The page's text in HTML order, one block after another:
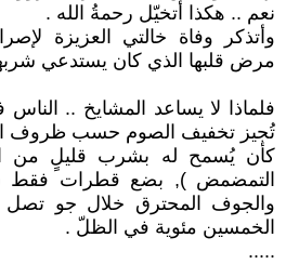
نعم .. هكذا أتخيّل رحمةُ الله .
وأتذكر وفاة خالتي العزيزة
مرض قلبها الذي كان يستدعي شربها
فلماذا لا يساعد المشايخ ..
تُجيز تخفيف الصوم حسب ظروف
كأن يُسمح له بشرب قليلٍ من
التمضمض ), بضع قطرات فقط
والجوف المحترق خلال جو تصل
الخمسين مئوية في الظلّ .
.....